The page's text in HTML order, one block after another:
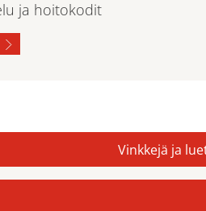
ja hoitokodit
Vinkkejä ja